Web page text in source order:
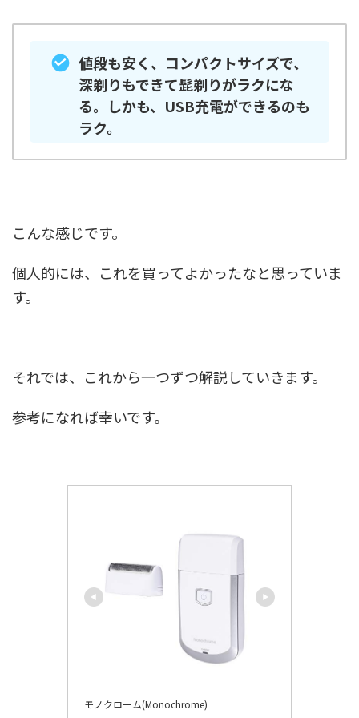
値段も安く、コンパクトサイズで、
深剃りもできて髭剃りがラクにな
る。しかも、USB充電ができるのも
ラク。
こんな感じです。
個人的には、これを買ってよかったなと思っていま
す。
それでは、これから一つずつ解説していきます。
参考になれば幸いです。
モノクローム(Monochrome)